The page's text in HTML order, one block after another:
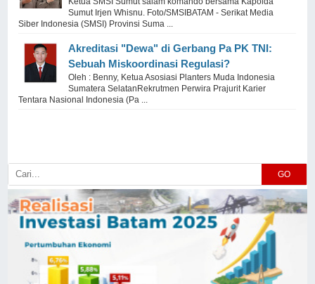
Sumut Irjen Whisnu. Foto/SMSIBATAM - Serikat Media
Siber Indonesia (SMSI) Provinsi Suma ...
Akreditasi "Dewa" di Gerbang Pa PK TNI:
Sebuah Miskoordinasi Regulasi?
Oleh : Benny, Ketua Asosiasi Planters Muda Indonesia
Sumatera SelatanRekrutmen Perwira Prajurit Karier
Tentara Nasional Indonesia (Pa ...
GO